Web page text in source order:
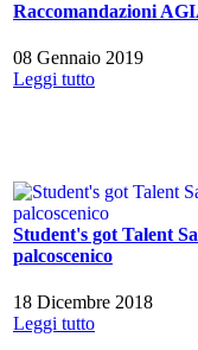
Raccomandazioni
08 Gennaio 2019
Leggi tutto
Student's got Talent
palcoscenico
18 Dicembre 2018
Leggi tutto